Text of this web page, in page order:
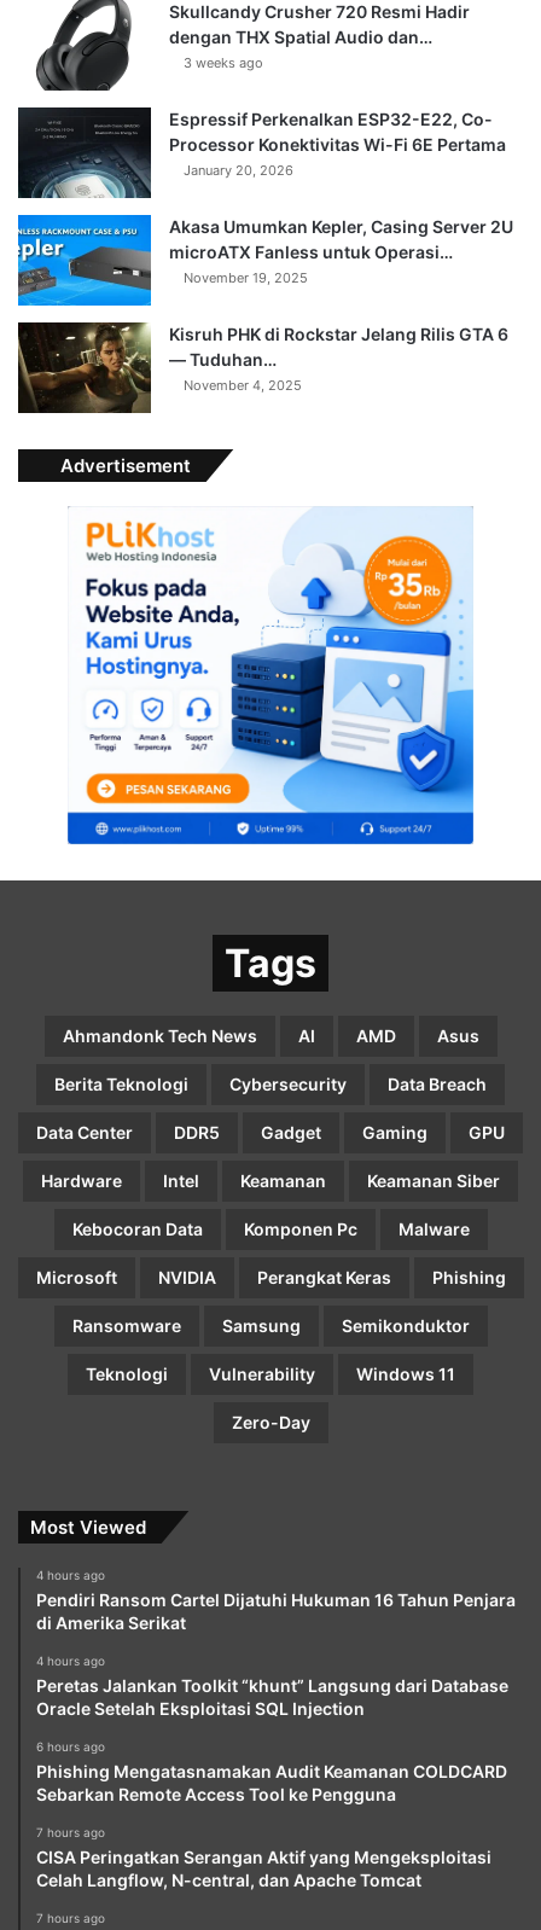
Skullcandy Crusher 720 Resmi Hadir
dengan THX Spatial Audio dan…
3 weeks ago
Espressif Perkenalkan ESP32-E22, Co-
Processor Konektivitas Wi-Fi 6E Pertama
January 20, 2026
Akasa Umumkan Kepler, Casing Server 2U
microATX Fanless untuk Operasi…
November 19, 2025
Kisruh PHK di Rockstar Jelang Rilis GTA 6
— Tuduhan…
November 4, 2025
Advertisement
Tags
Ahmandonk Tech News AI AMD Asus
Berita Teknologi Cybersecurity Data Breach
Data Center DDR5 Gadget Gaming GPU
Hardware Intel Keamanan Keamanan Siber
Kebocoran Data Komponen Pc Malware
Microsoft NVIDIA Perangkat Keras Phishing
Ransomware Samsung Semikonduktor
Teknologi Vulnerability Windows 11
Zero-Day
Most Viewed
4 hours ago
Pendiri Ransom Cartel Dijatuhi Hukuman 16 Tahun Penjara
di Amerika Serikat
4 hours ago
Peretas Jalankan Toolkit “khunt” Langsung dari Database
Oracle Setelah Eksploitasi SQL Injection
6 hours ago
Phishing Mengatasnamakan Audit Keamanan COLDCARD
Sebarkan Remote Access Tool ke Pengguna
7 hours ago
CISA Peringatkan Serangan Aktif yang Mengeksploitasi
Celah Langflow, N-central, dan Apache Tomcat
7 hours ago